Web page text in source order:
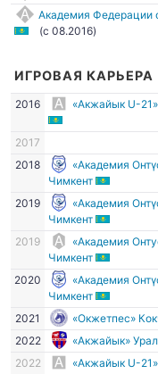
Академия Федерации
(c 08.2016)
ИГРОВАЯ КАРЬЕРА
2016
«Акжайык U-
2017
2018
«Академия
Чимкент
2019
«Академия
Чимкент
2019
«Академия
Чимкент
2020
«Академия
Чимкент
2021 «Окжетпес»
2022
«Акжайык»
2022
«Акжайык U-